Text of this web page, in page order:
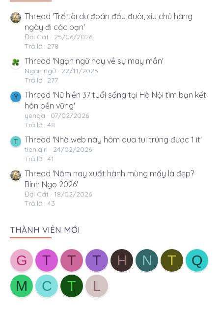
Thread 'Trổ tài dự đoán đầu đuôi, xỉu chủ hàng
ngày đi các bạn'
Đại Cát
25/06/2026
Trả lời: 278
Thread 'Ngạn ngữ hay về sự may mắn'
Ngạn ngữ
22/11/2025
Trả lời: 277
Y
Thread 'Nữ hiền 37 tuổi sống tại Hà Nội tìm bạn kết
hôn bền vững'
yenga
07/02/2026
Trả lời: 48
T Thread 'Nhờ web này hôm qua tui trúng được 1 ít'
tien.girl
24/02/2026
Trả lời: 41
Thread 'Năm nay xuất hành mùng mấy là đẹp?
Bính Ngọ 2026'
Đại Cát
18/02/2026
Trả lời: 43
THÀNH VIÊN MỚI
G T T T H N T
Q
M
C T L